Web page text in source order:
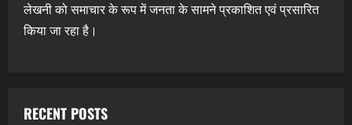
लेखनी को समाचार के रूप में जनता के सामने प्रकाशित एवं प्रसारित
किया जा रहा है।
RECENT POSTS